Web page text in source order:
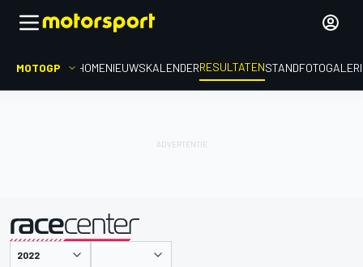
MOTOGP HOMENIEUWSKALENDERRESULTATENSTAND
gepresenteerd door